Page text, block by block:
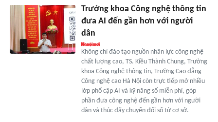
Trưởng khoa Công nghệ thông tin
đưa AI đến gần hơn với người
dân
Không chỉ đào tạo nguồn nhân lực công nghệ
chất lượng cao, TS. Kiều Thành Chung, Trưởng
khoa Công nghệ thông tin, Trường Cao đẳng
Công nghệ cao Hà Nội còn trực tiếp mở nhiều
lớp phổ cập AI và kỹ năng số miễn phí, góp
phần đưa công nghệ đến gần hơn với người
dân và thúc đẩy chuyển đổi số từ cơ sở.